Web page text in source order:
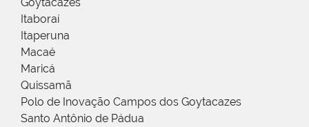
Itaboraí
Itaperuna
Macaé
Maricá
Quissamã
Polo de Inovação Campos dos Goytacazes
Santo Antônio de Pádua